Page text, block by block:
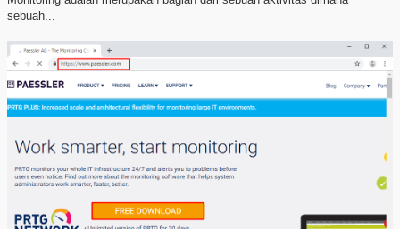
sebuah...